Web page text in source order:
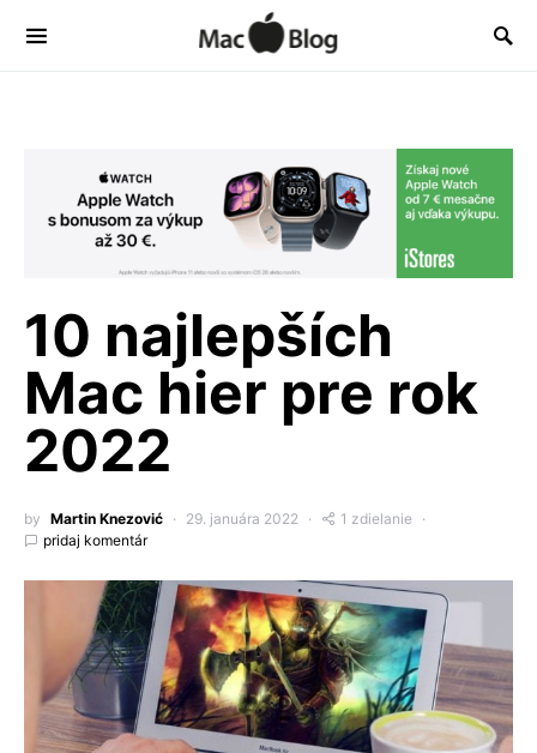
10 najlepších
Mac hier pre rok
2022
by Martin Knezović 29. januára 2022
1 zdielanie
pridaj komentár